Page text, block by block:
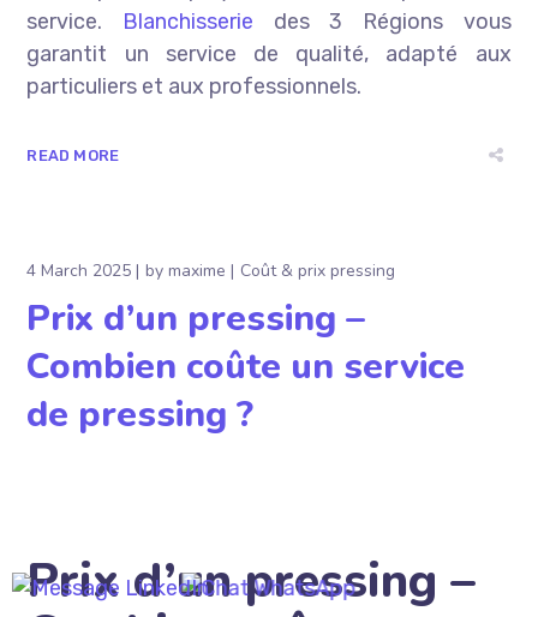
service. Blanchisserie des 3 Régions vous
garantit un service de qualité, adapté aux
particuliers et aux professionnels.
READ MORE
4 March 2025 bymaxime Coût & prix pressing
Prix d’un pressing –
Combien coûte un service
de pressing ?
Prix d’un pressing –